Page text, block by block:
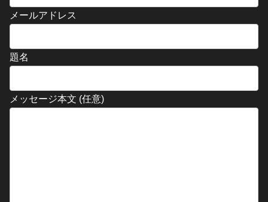
メールアドレス
題名
メッセージ本文 (任意)